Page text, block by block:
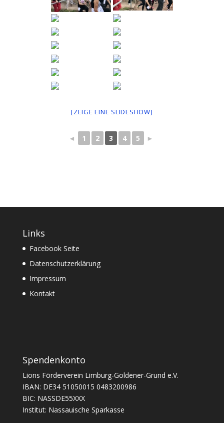
[ZEIGE EINE SLIDESHOW]
◄ 1 2 3 4 5 ►
Links
Facebook Seite
Datenschutzerklärung
Impressum
Kontakt
Spendenkonto
Lions Förderverein Limburg-Goldener-Grund e.V.
IBAN: DE34 51050015 0483200986
BIC: NASSDE55XXX
Institut: Nassauische Sparkasse